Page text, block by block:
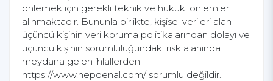
önlemek için gerekli teknik ve hukuki önlemler
alınmaktadır. Bununla birlikte, kişisel verileri alan
üçüncü kişinin veri koruma politikalarından dolayı ve
üçüncü kişinin sorumluluğundaki risk alanında
meydana gelen ihlallerden
https://www.hepdenal.com/ sorumlu değildir.